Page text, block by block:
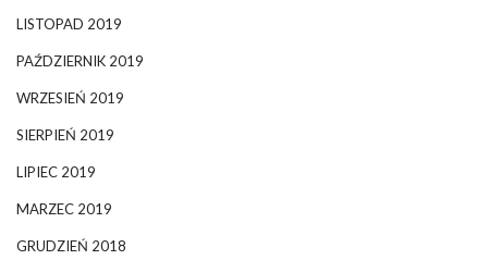
LISTOPAD 2019
PAŹDZIERNIK 2019
WRZESIEŃ 2019
SIERPIEŃ 2019
LIPIEC 2019
MARZEC 2019
GRUDZIEŃ 2018